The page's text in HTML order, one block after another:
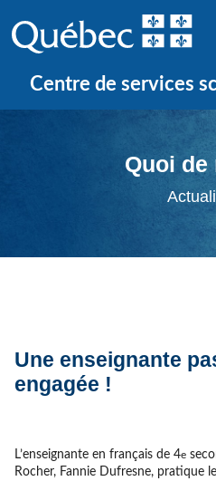
Centre de services
Quoi de
Une enseignante
engagée !
L’enseignante en français de 4e
Rocher, Fannie Dufresne, pratique